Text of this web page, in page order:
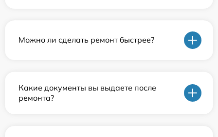
Можно ли сделать ремонт быстрее?
Какие документы вы выдаете после
ремонта?